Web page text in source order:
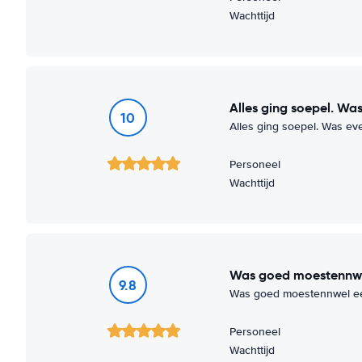
Wachttijd
10
Alles ging soepel.
Alles ging soepel. Was
Personeel
Wachttijd
9.8
Was goed
Was goed moestennwel
Personeel
Wachttijd